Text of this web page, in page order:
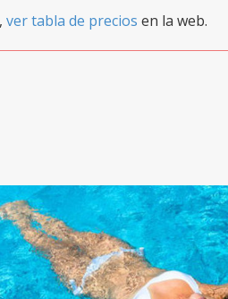
ver tabla de precios en la web.